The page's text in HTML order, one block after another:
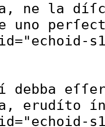
ne la
uno
="echoid-
debba
erudíto
="echoid-